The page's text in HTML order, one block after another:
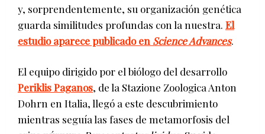
y, sorprendentemente, su organización genética
guarda similitudes profundas con la nuestra. El
estudio aparece publicado en Science Advances.
El equipo dirigido por el biólogo del desarrollo
Periklis Paganos, de la Stazione Zoologica Anton
Dohrn en Italia, llegó a este descubrimiento
mientras seguía las fases de metamorfosis del